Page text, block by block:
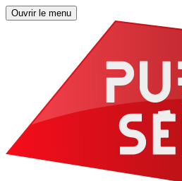
Ouvrir le menu